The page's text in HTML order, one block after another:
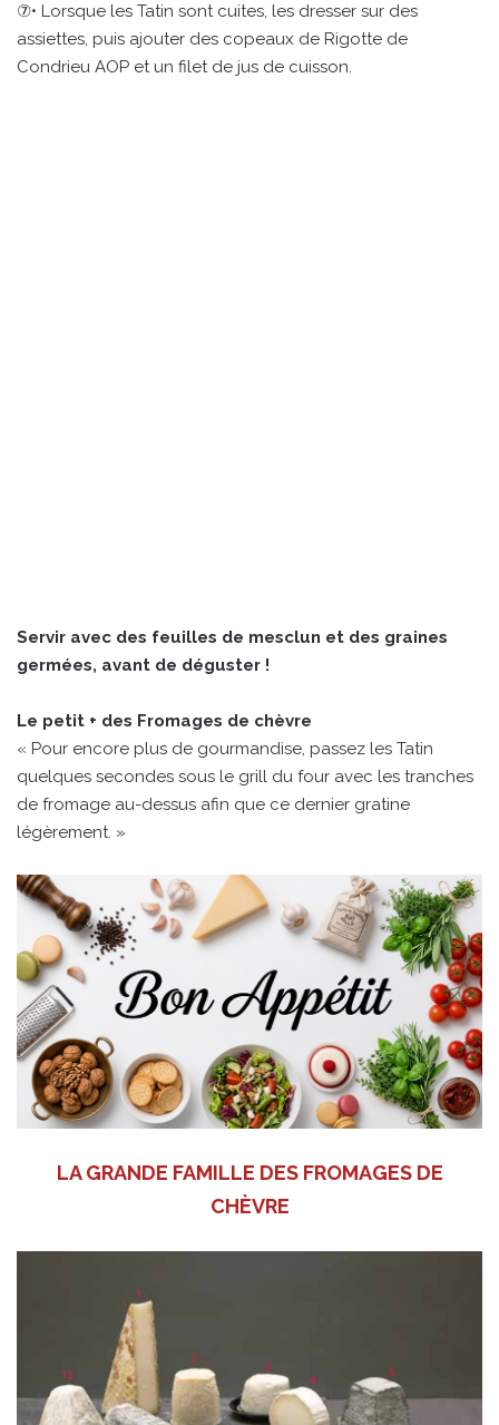
⑦• Lorsque les Tatin sont cuites, les dresser sur des
assiettes, puis ajouter des copeaux de Rigotte de
Condrieu AOP et un filet de jus de cuisson.
Servir avec des feuilles de mesclun et des graines
germées, avant de déguster !
Le petit + des Fromages de chèvre
« Pour encore plus de gourmandise, passez les Tatin
quelques secondes sous le grill du four avec les tranches
de fromage au-dessus afin que ce dernier gratine
légèrement. »
LA GRANDE FAMILLE DES FROMAGES DE
CHÈVRE